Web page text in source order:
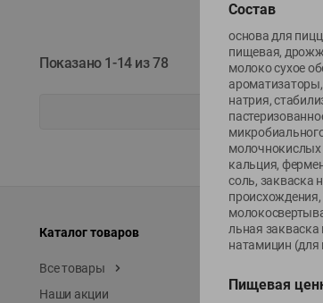
Показано 1-14 из 78
Каталог товаров
Все товары
Наши акции
Местное
Состав
основа для
пищевая,
молоко сухое
натрия,
молочнокислых
кальция,
соль, закваска
льная
натамицин (для
Пищевая